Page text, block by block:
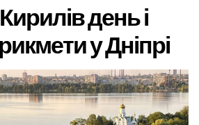
день і
у Дніпрі